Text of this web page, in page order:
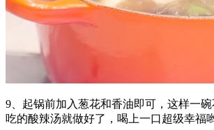
9、起锅前加入葱花和香油即可，这样一
吃的酸辣汤就做好了，喝上一口超级幸福哟